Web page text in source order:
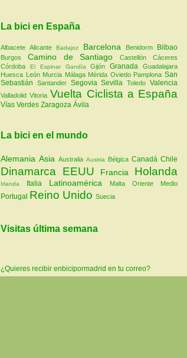
La bici en España
AlbaceteAlicanteBadajoz Barcelona Benidorm Bilbao
Burgos Camino de SantiagoCastellónCáceres
Córdoba El Espinar GandíaGijónGranadaGuadalajara
Huesca León Murcia Málaga Mérida Oviedo PamplonaSan
Sebastián Santander SegoviaSevillaToledoValencia
ValladolidVitoria Vuelta Ciclista a España
Vías Verdes Zaragoza Ávila
La bici en el mundo
Alemania Asia Australia Austria Bélgica Canadá Chile
Dinamarca EEUU Francia Holanda
Irlanda Italia Latinoamérica Malta Oriente Medio
Portugal Reino Unido Suecia
Visitas última semana
¿Quieres recibir enbicipormadrid en tu correo?